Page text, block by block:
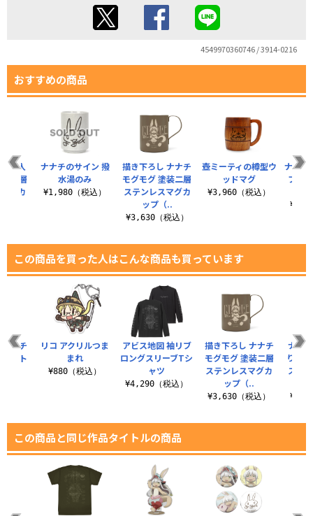
4549970360746 / 3914-0216
おすすめの商品
描き下ろし ナナチ
モグモグ 塗装二層
ステンレスマグカ
ップ（..
¥3,630（税込）
壺ミーティの樽型ウ
ッドマグ
¥3,960（税込）
ナナチ
フタ
ン入
二層
グカ
ナナチのサイン 撥
水湯のみ
¥1,980（税込）
この商品を買った人はこんな商品も買っています
アビス地図 袖リブ
ロングスリーブTシ
ャツ
¥4,290（税込）
描き下ろし ナナチ
モグモグ 塗装二層
ステンレスマグカ
ップ（..
¥3,630（税込）
ナナ
り・
ステ
ナチ
ジト
リコ アクリルつま
まれ
¥880（税込）
この商品と同じ作品タイトルの商品